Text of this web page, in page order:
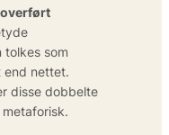
overført
tolkes som
end nettet.
disse dobbelte